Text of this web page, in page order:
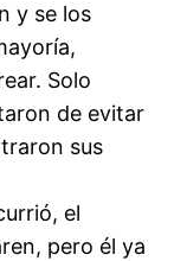
y se los
Solo
de evitar
sus
el
pero él ya